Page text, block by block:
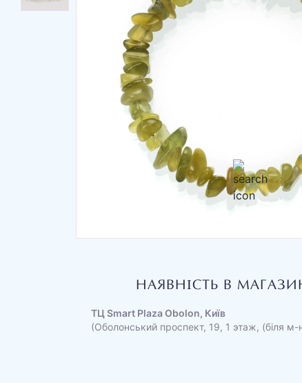
НАЯВНІСТЬ В
ТЦ Smart Plaza Obolon, Київ
(Оболонський проспект, 19, 1 этаж, (біля м-